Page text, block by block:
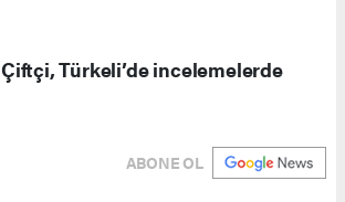
Türkeli’de incelemelerde
ABONE OL